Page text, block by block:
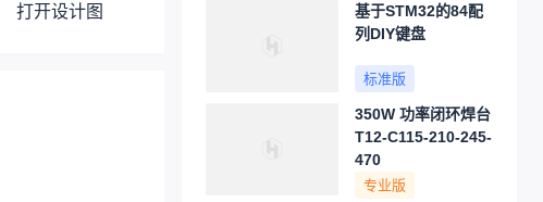
打开设计图
基于STM32的84配
列DIY键盘
标准版
350W 功率闭环焊台
T12-C115-210-245-
470
专业版